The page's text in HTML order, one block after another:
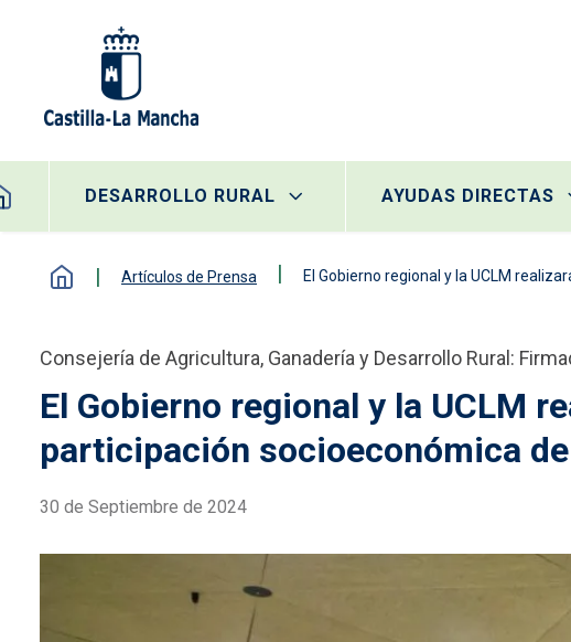
principal
DESARROLLO RURAL AYUDAS DIRECTAS
Artículos de Prensa El Gobierno regional y la UCLM
Consejería de Agricultura, Ganadería y Desarrollo Rural:
El Gobierno regional y la UCLM
participación socioeconómica
30 de Septiembre de 2024